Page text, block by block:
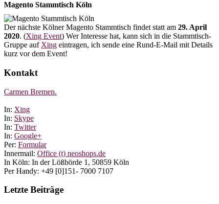
Magento Stammtisch Köln
Der nächste Kölner Magento Stammtisch findet statt am 29. April
2020. (Xing Event) Wer Interesse hat, kann sich in die Stammtisch-
Gruppe auf Xing eintragen, ich sende eine Rund-E-Mail mit Details
kurz vor dem Event!
Kontakt
Carmen Bremen.
In: Xing
In: Skype
In: Twitter
In: Google+
Per: Formular
Innermail: Office (t) neoshops.de
In Köln: In der Lößbörde 1, 50859 Köln
Per Handy: +49 [0]151- 7000 7107
Letzte Beiträge